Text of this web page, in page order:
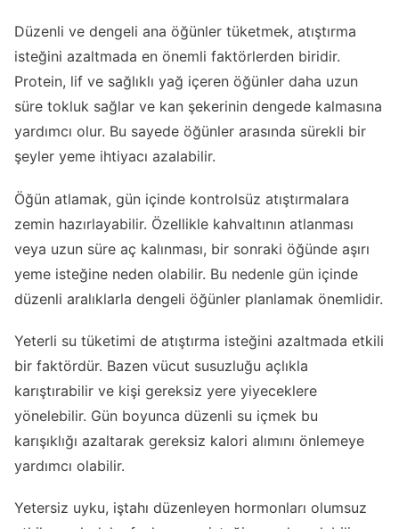
Düzenli ve dengeli ana öğünler tüketmek, atıştırma
isteğini azaltmada en önemli faktörlerden biridir.
Protein, lif ve sağlıklı yağ içeren öğünler daha uzun
süre tokluk sağlar ve kan şekerinin dengede kalmasına
yardımcı olur. Bu sayede öğünler arasında sürekli bir
şeyler yeme ihtiyacı azalabilir.
Öğün atlamak, gün içinde kontrolsüz atıştırmalara
zemin hazırlayabilir. Özellikle kahvaltının atlanması
veya uzun süre aç kalınması, bir sonraki öğünde aşırı
yeme isteğine neden olabilir. Bu nedenle gün içinde
düzenli aralıklarla dengeli öğünler planlamak önemlidir.
Yeterli su tüketimi de atıştırma isteğini azaltmada etkili
bir faktördür. Bazen vücut susuzluğu açlıkla
karıştırabilir ve kişi gereksiz yere yiyeceklere
yönelebilir. Gün boyunca düzenli su içmek bu
karışıklığı azaltarak gereksiz kalori alımını önlemeye
yardımcı olabilir.
Yetersiz uyku, iştahı düzenleyen hormonları olumsuz